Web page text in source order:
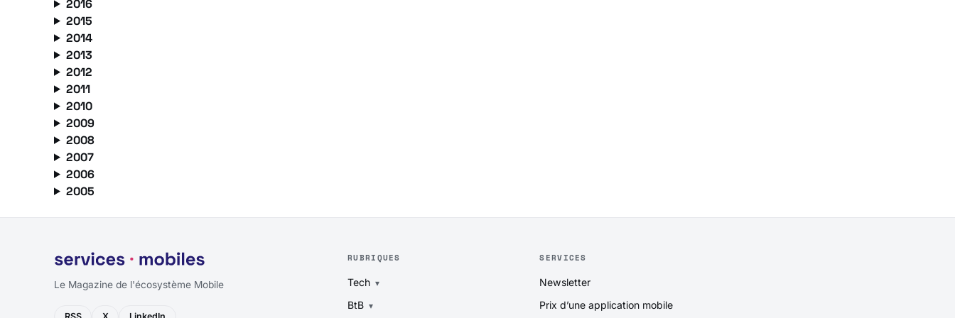
2016
2015
2014
2013
2012
2011
2010
2009
2008
2007
2006
2005
Le Magazine de l'écosystème Mobile
RUBRIQUES
Tech
BtB
SERVICES
Newsletter
Prix d’une application mobile